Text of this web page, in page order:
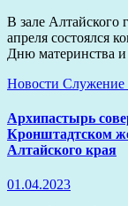
В зале Алтайского
апреля состоялся
Дню материнства
Новости Служение
Архипастырь
Кронштадтском
Алтайского края
01.04.2023